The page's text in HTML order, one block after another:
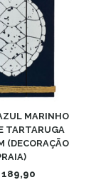
MARINHO
TARTARUGA
(DECORAÇÃO
189,90